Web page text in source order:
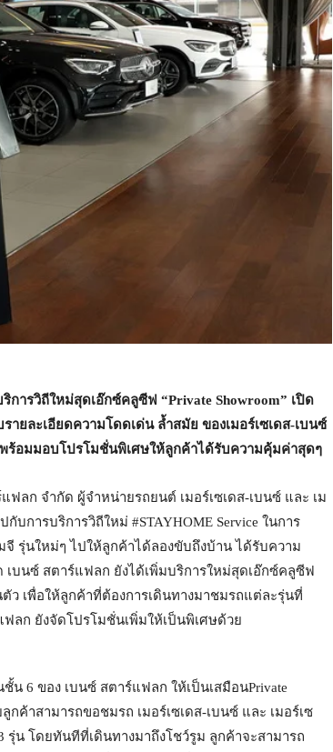
การวิถีใหม่สุดเอ๊กซ์คลูซีฟ “Private Showroom” เปิด
ยละเอียดความโดดเด่น ล้ำสมัย ของเมอร์เซเดส-เบนซ์
พร้อมมอบโปรโมชั่นพิเศษให้ลูกค้าได้รับความคุ้มค่าสุดๆ
ลก จำกัด ผู้จำหน่ายรถยนต์ เมอร์เซเดส-เบนซ์ และ เม
กับการบริการวิถีใหม่ #STAYHOME Service ในการ
มจี รุ่นใหม่ๆ ไปให้ลูกค้าได้ลองขับถึงบ้าน ได้รับความ
บนซ์ สตาร์แฟลก ยังได้เพิ่มบริการใหม่สุดเอ๊กซ์คลูซีฟ
ตัว เพื่อให้ลูกค้าที่ต้องการเดินทางมาชมรถแต่ละรุ่นที่
ลก ยังจัดโปรโมชั่นเพิ่มให้เป็นพิเศษด้วย
ชั้น 6 ของ เบนซ์ สตาร์แฟลก ให้เป็นเสมือนPrivate
ค้าสามารถขอชมรถ เมอร์เซเดส-เบนซ์ และ เมอร์เซ
รุ่น โดยทันทีที่เดินทางมาถึงโชว์รูม ลูกค้าจะสามารถ